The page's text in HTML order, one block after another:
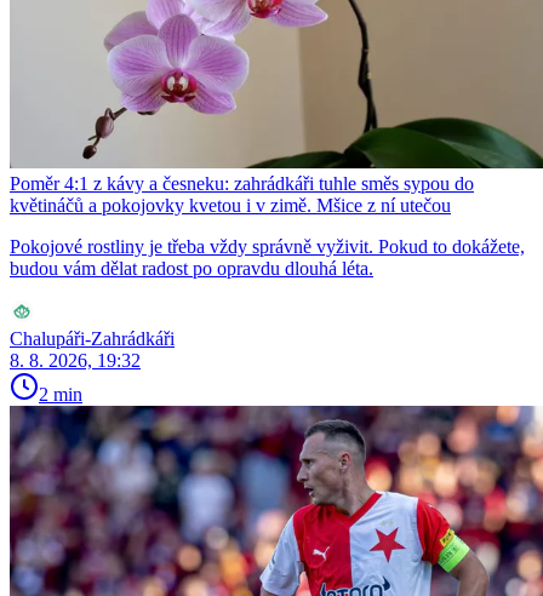
Poměr 4:1 z kávy a česneku: zahrádkáři tuhle směs sypou do
květináčů a pokojovky kvetou i v zimě. Mšice z ní utečou
Pokojové rostliny je třeba vždy správně vyživit. Pokud to dokážete,
budou vám dělat radost po opravdu dlouhá léta.
Chalupáři-Zahrádkáři
8. 8. 2026, 19:32
2 min